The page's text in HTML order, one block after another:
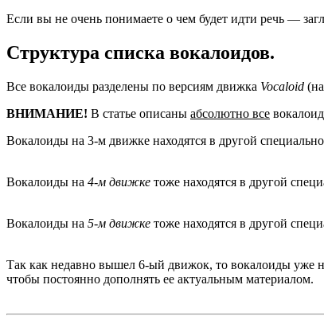
Если вы не очень понимаете о чем будет идти речь —
Структура списка вокалоидов.
Все вокалоиды разделены по версиям движка Vocaloid
ВНИМАНИЕ! В статье описаны абсолютно все
Вокалоиды на 3-м движке находятся в другой
Вокалоиды на 4-м движке тоже находятся в другой
Вокалоиды на 5-м движке тоже находятся в другой
Так как недавно вышел 6-ый движок, то вокалоиды уже
чтобы постоянно дополнять ее актуальным материалом.